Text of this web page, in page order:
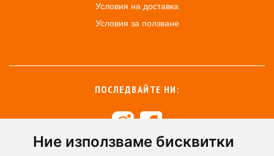
Ние използваме бисквитки
Условия на доставка
Условия за ползване
ПОСЛЕДВАЙТЕ НИ: